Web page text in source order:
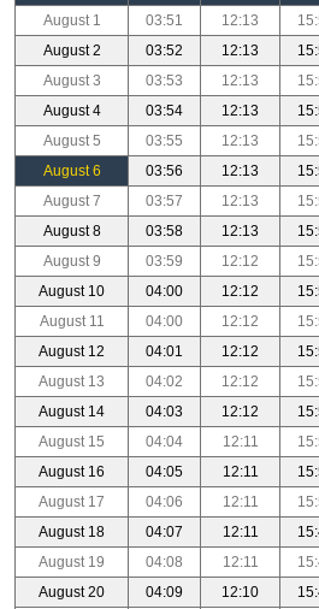
August 1
03:51 12:13
August 2
03:52 12:13
August 3
03:53 12:13
August 4
03:54 12:13
August 5
03:55 12:13
August 6
03:56 12:13
August 7
03:57 12:13
August 8
03:58 12:13
August 9
03:59 12:12
August 10
04:00 12:12
August 11
04:00 12:12
August 12
04:01 12:12
August 13
04:02 12:12
August 14
04:03 12:12
August 15
04:04 12:11
August 16
04:05 12:11
August 17
04:06 12:11
August 18
04:07 12:11
August 19
04:08 12:11
August 20
04:09 12:10